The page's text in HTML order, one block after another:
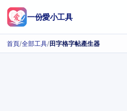
一份愛小工具
首頁/全部工具/田字格字帖產生器